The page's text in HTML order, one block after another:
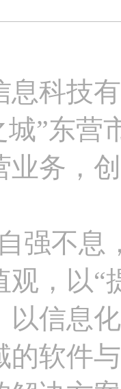
技有
城”东
务，
不息
观，以“
以信息
的软件